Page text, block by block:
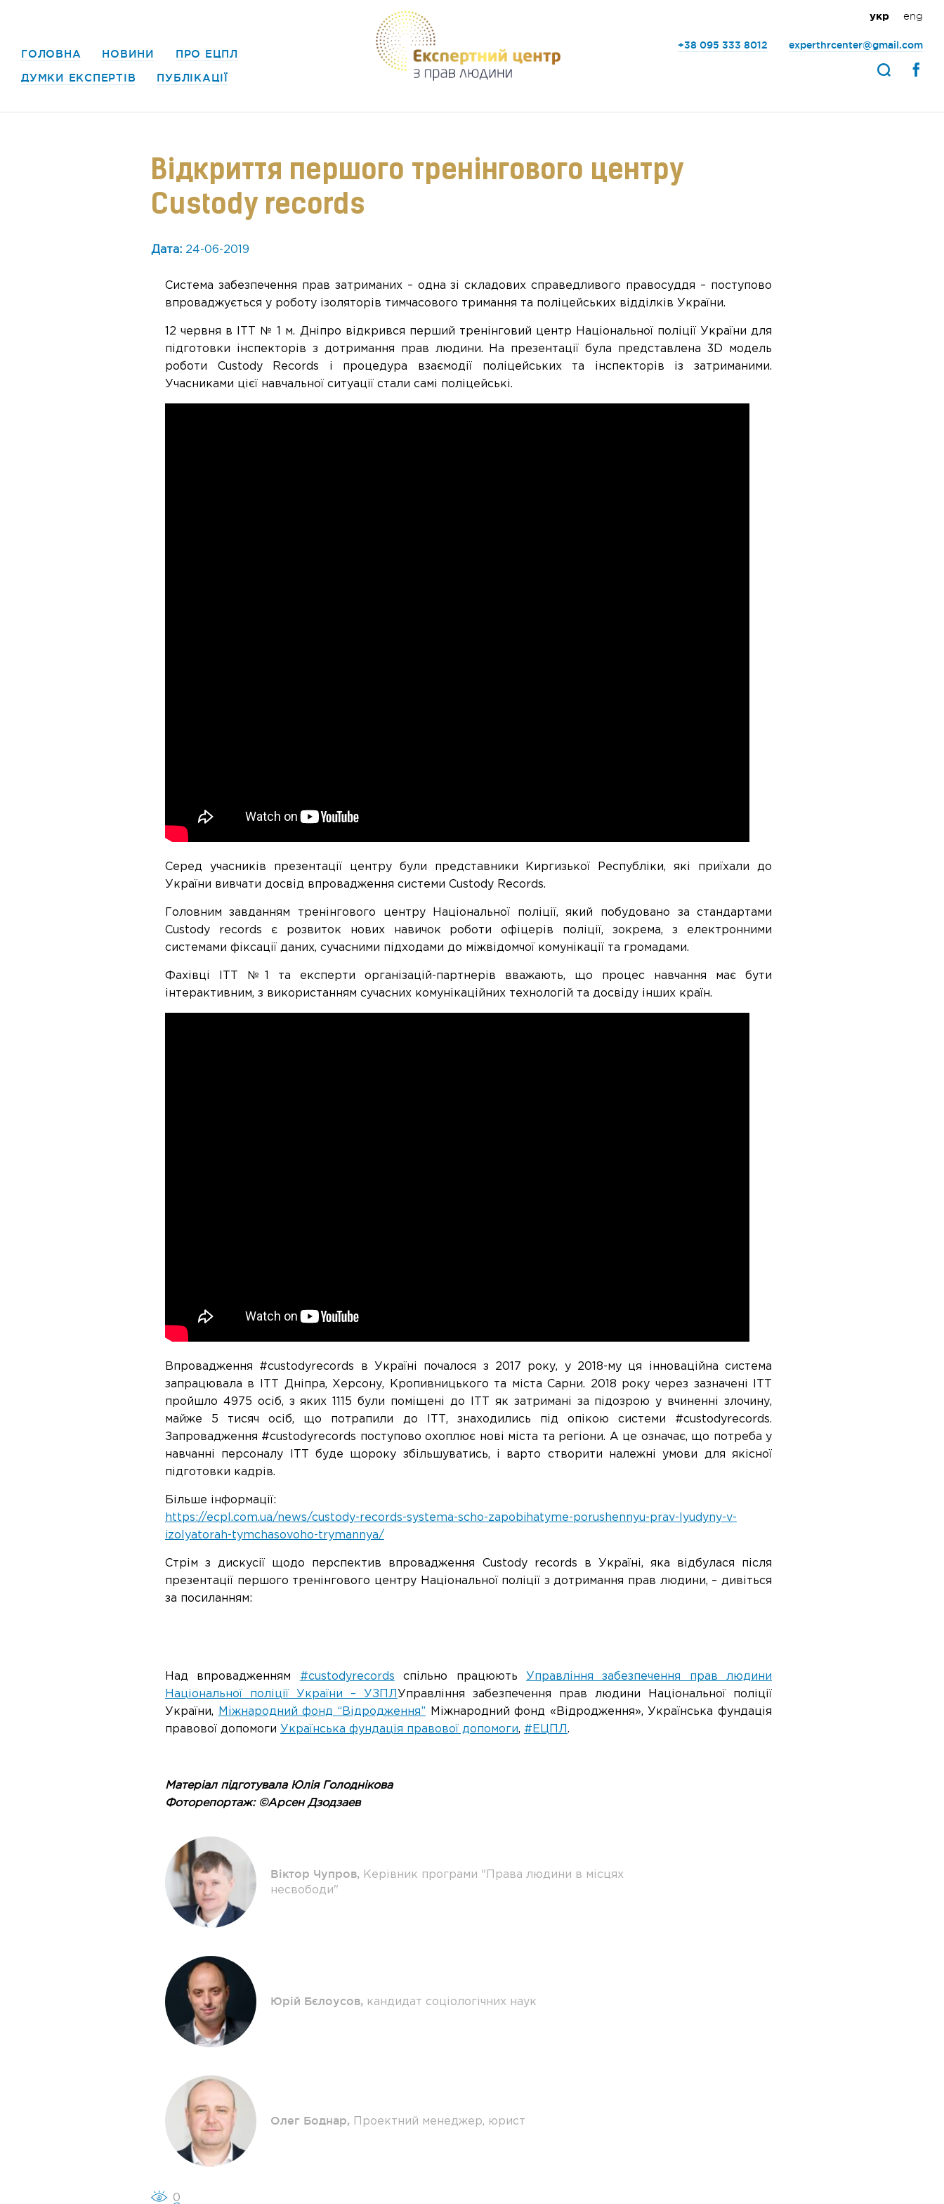
ГОЛОВНА НОВИНИ
ПРО ЕЦПЛ
ДУМКИ ЕКСПЕРТІВ
ПУБЛІКАЦІЇ
+38 095 333 8012 experthrcenter@gmail.com
укр eng
Відкриття першого тренінгового центру
Custody records
Дата:24-06-2019
Система забезпечення прав затриманих – одна зі складових справедливого правосуддя – поступово
впроваджується у роботу ізоляторів тимчасового тримання та поліцейських відділків України.
12 червня в ІТТ № 1 м. Дніпро відкрився перший тренінговий центр Національної поліції України для
підготовки інспекторів з дотримання прав людини. На презентації була представлена 3D модель
роботи Custody Records і процедура взаємодії поліцейських та інспекторів із затриманими.
Учасниками цієї навчальної ситуації стали самі поліцейські.
Серед учасників презентації центру були представники Киргизької Республіки, які приїхали до
України вивчати досвід впровадження системи Custody Records.
Головним завданням тренінгового центру Національної поліції, який побудовано за стандартами
Custody records є розвиток нових навичок роботи офіцерів поліції, зокрема, з електронними
системами фіксації даних, сучасними підходами до міжвідомчої комунікації та громадами.
Фахівці ІТТ №1 та експерти організацій-партнерів вважають, що процес навчання має бути
інтерактивним, з використанням сучасних комунікаційних технологій та досвіду інших країн.
Впровадження #custodyrecords в Україні почалося з 2017 року, у 2018-му ця інноваційна система
запрацювала в ІТТ Дніпра, Херсону, Кропивницького та міста Сарни. 2018 року через зазначені ІТТ
пройшло 4975 осіб, з яких 1115 були поміщені до ІТТ як затримані за підозрою у вчиненні злочину,
майже 5 тисяч осіб, що потрапили до ІТТ, знаходились під опікою системи #custodyrecords.
Запровадження #custodyrecords поступово охоплює нові міста та регіони. А це означає, що потреба у
навчанні персоналу ITT буде щороку збільшуватись, і варто створити належні умови для якісної
підготовки кадрів.
Більше інформації:
https://ecpl.com.ua/news/custody-records-systema-scho-zapobihatyme-porushennyu-prav-lyudyny-v-
izolyatorah-tymchasovoho-trymannya/
Стрім з дискусії щодо перспектив впровадження Custody records в Україні, яка відбулася після
презентації першого тренінгового центру Національної поліції з дотримання прав людини, – дивіться
за посиланням:
Над впровадженням #custodyrecords спільно працюють Управління забезпечення прав людини
Національної поліції України – УЗПЛ Управління забезпечення прав людини Національної поліції
України,
Міжнародний фонд “Відродження” Міжнародний фонд «Відродження», Українська фундація
правової допомоги Українська фундація правової допомоги, # ЕЦПЛ .
Матеріал підготувала Юлія Голоднікова
Фоторепортаж: ©Арсен Дзодзаев
Віктор Чупров, Керівник програми "Права людини в місцях
несвободи"
Юрій Бєлоусов, кандидат соціологічних наук
Олег Боднар, Проектний менеджер, юрист
0